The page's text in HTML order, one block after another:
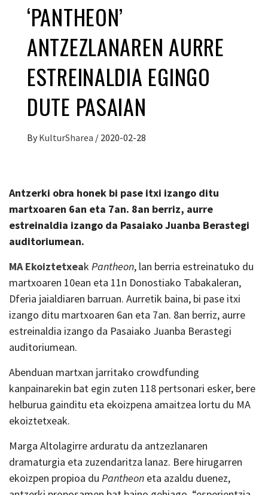
‘PANTHEON’
ANTZEZLANAREN AURRE
ESTREINALDIA EGINGO
DUTE PASAIAN
By KulturSharea / 2020-02-28
Antzerki obra honek bi pase itxi izango ditu
martxoaren 6an eta 7an. 8an berriz, aurre
estreinaldia izango da Pasaiako Juanba Berastegi
auditoriumean.
MA Ekoiztetxeak Pantheon, lan berria estreinatuko du
martxoaren 10ean eta 11n Donostiako Tabakaleran,
Dferia jaialdiaren barruan. Aurretik baina, bi pase itxi
izango ditu martxoaren 6an eta 7an. 8an berriz, aurre
estreinaldia izango da Pasaiako Juanba Berastegi
auditoriumean.
Abenduan martxan jarritako crowdfunding
kanpainarekin bat egin zuten 118 pertsonari esker, bere
helburua gainditu eta ekoizpena amaitzea lortu du MA
ekoiztetxeak.
Marga Altolagirre arduratu da antzezlanaren
dramaturgia eta zuzendaritza lanaz. Bere hirugarren
ekoizpen propioa du Pantheon eta azaldu duenez,